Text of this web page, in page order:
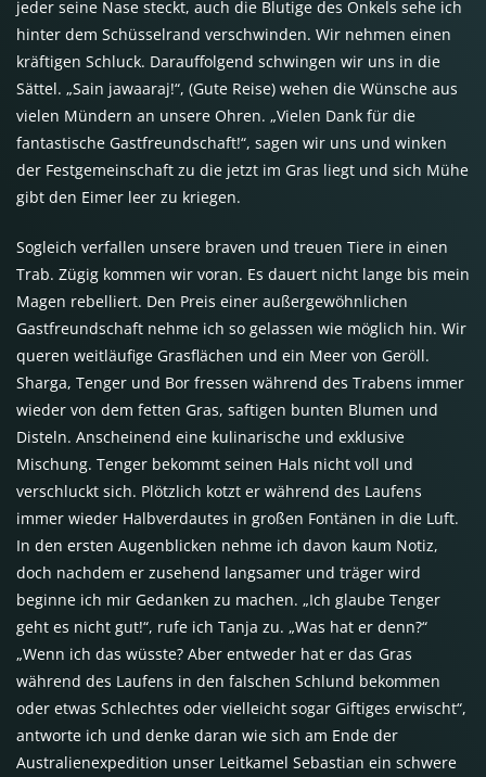
jeder seine Nase steckt, auch die Blutige des Onkels sehe ich
hinter dem Schüsselrand verschwinden. Wir nehmen einen
kräftigen Schluck. Darauffolgend schwingen wir uns in die
Sättel. „Sain jawaaraj!“, (Gute Reise) wehen die Wünsche aus
vielen Mündern an unsere Ohren. „Vielen Dank für die
fantastische Gastfreundschaft!“, sagen wir uns und winken
der Festgemeinschaft zu die jetzt im Gras liegt und sich Mühe
gibt den Eimer leer zu kriegen.
Sogleich verfallen unsere braven und treuen Tiere in einen
Trab. Zügig kommen wir voran. Es dauert nicht lange bis mein
Magen rebelliert. Den Preis einer außergewöhnlichen
Gastfreundschaft nehme ich so gelassen wie möglich hin. Wir
queren weitläufige Grasflächen und ein Meer von Geröll.
Sharga, Tenger und Bor fressen während des Trabens immer
wieder von dem fetten Gras, saftigen bunten Blumen und
Disteln. Anscheinend eine kulinarische und exklusive
Mischung. Tenger bekommt seinen Hals nicht voll und
verschluckt sich. Plötzlich kotzt er während des Laufens
immer wieder Halbverdautes in großen Fontänen in die Luft.
In den ersten Augenblicken nehme ich davon kaum Notiz,
doch nachdem er zusehend langsamer und träger wird
beginne ich mir Gedanken zu machen. „Ich glaube Tenger
geht es nicht gut!“, rufe ich Tanja zu. „Was hat er denn?“
„Wenn ich das wüsste? Aber entweder hat er das Gras
während des Laufens in den falschen Schlund bekommen
oder etwas Schlechtes oder vielleicht sogar Giftiges erwischt“,
antworte ich und denke daran wie sich am Ende der
Australienexpedition unser Leitkamel Sebastian ein schwere